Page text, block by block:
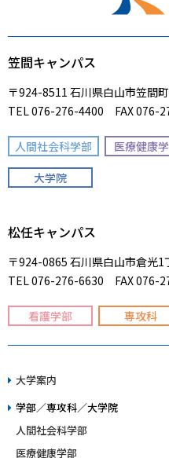
笠間キャンパス
〒924-8511 石川県白山市笠間
TEL 076-276-4400 FAX 076-
人間社会科学部 医療健康
大学院
松任キャンパス
〒924-0865 石川県白山市倉光1
TEL 076-276-6630 FAX 076-
看護学部 専攻科
大学案内
学部／専攻科／大学院
人間社会科学部
医療健康学部